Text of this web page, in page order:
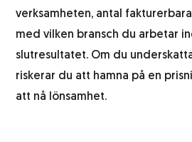
verksamheten, antal
med vilken bransch du arbetar
slutresultatet. Om du
riskerar du att hamna på en
att nå lönsamhet.